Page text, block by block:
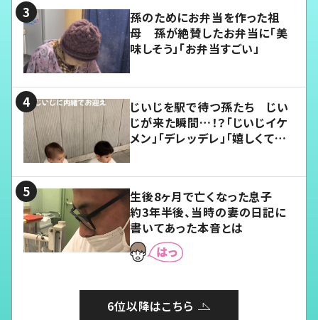
孫のためにお弁当を作った祖
母 孫が絶賛したお弁当に「美
味しそう」「お弁当すごい」
じいじを駅で待つ孫たち じい
じが来た瞬間…！？「じいじイケ
メン」「デレッデレ」「嬉しくて可
生後8ヶ月で亡くなった息子
約3年半後、当時の妻の日記に
書いてあった本音とは
6位以降はこちら